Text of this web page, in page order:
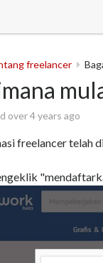
freelancer
over 4 years ago
freelancer telah